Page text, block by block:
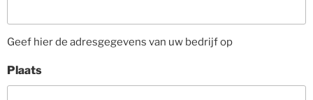
Geef hier de adresgegevens van uw bedrijf op
Plaats